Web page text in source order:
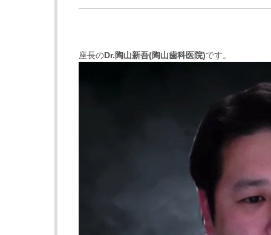
座長のDr.陶山新吾(陶山歯科医院)です。